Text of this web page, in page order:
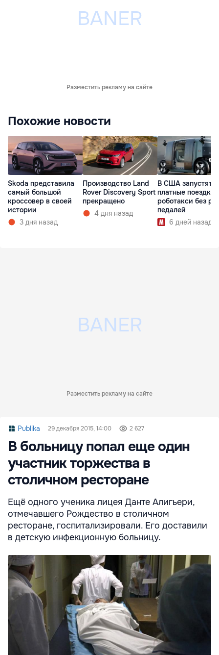
Разместить рекламу на сайте
Похожие новости
Skoda представила
самый большой
кроссовер в своей
истории
3 дня назад
Производство Land
Rover Discovery Sport
прекращено
4 дня назад
В США запустят
платные поездки
роботакси без
педалей
6 дней назад
Разместить рекламу на сайте
Publika 29 декабря 2015, 14:00 2 627
В больницу попал еще один
участник торжества в
столичном ресторане
Ещё одного ученика лицея Данте Алигьери,
отмечавшего Рождество в столичном
ресторане, госпитализировали. Его доставили
в детскую инфекционную больницу.